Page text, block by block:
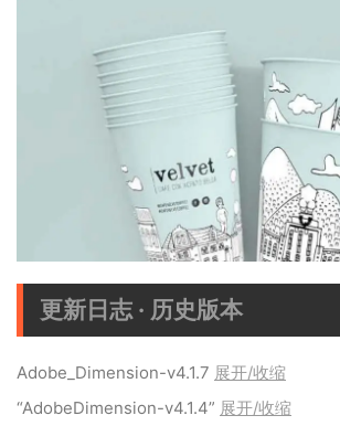
更新日志 · 历史版本
Adobe_Dimension-v4.1.7 展开/收缩
“AdobeDimension-v4.1.4” 展开/收缩